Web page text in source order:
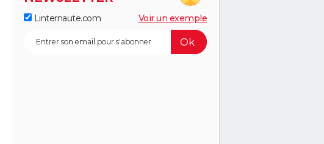
Linternaute.com Voir un exemple